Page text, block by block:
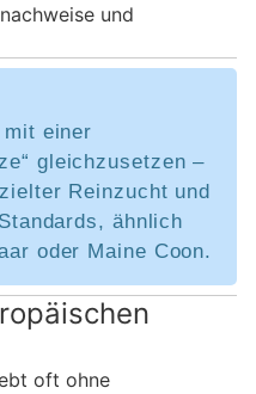
und
einer
gleichzusetzen –
Reinzucht und
ähnlich
oder Maine Coon.
oft ohne